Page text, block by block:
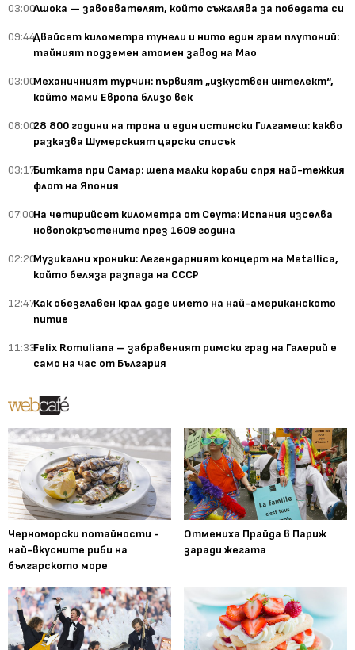
03:00Ашока — завоевателят, който съжалява за победата си
09:44Двайсет километра тунели и нито един грам плутоний:
тайният подземен атомен завод на Мао
03:00Механичният турчин: първият „изкуствен интелект“,
който мами Европа близо век
08:0028 800 години на трона и един истински Гилгамеш: какво
разказва Шумерският царски списък
03:17Битката при Самар: шепа малки кораби спря най-тежкия
флот на Япония
07:00На четирийсет километра от Сеута: Испания изселва
новопокръстените през 1609 година
02:20Музикални хроники: Легендарният концерт на Metallica,
който беляза разпада на СССР
12:47Как обезглавен крал даде името на най-американското
питие
11:33Felix Romuliana – забравеният римски град на Галерий е
само на час от България
Черноморски потайности -
най-вкусните риби на
българското море
Отмениха Прайда в Париж
заради жегата